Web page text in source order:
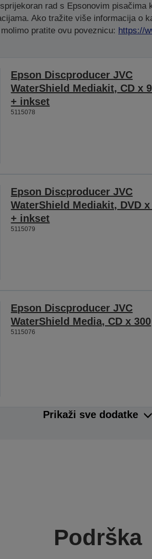
rad s Epsonovim pisačima
Ako tražite više informacija o
pratite ovu poveznicu: https://
Epson Discproducer JVC
WaterShield Mediakit, CD x
+ inkset
5115078
Epson Discproducer JVC
WaterShield Mediakit, DVD x
+ inkset
5115079
Epson Discproducer JVC
WaterShield Media, CD x 300
5115076
Prikaži sve dodatke
Podrška